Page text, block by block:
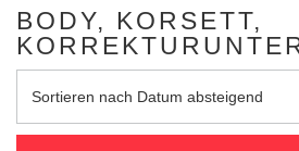
BODY, KORSETT,
Sortierung ändern
Sortieren nach Datum absteigend